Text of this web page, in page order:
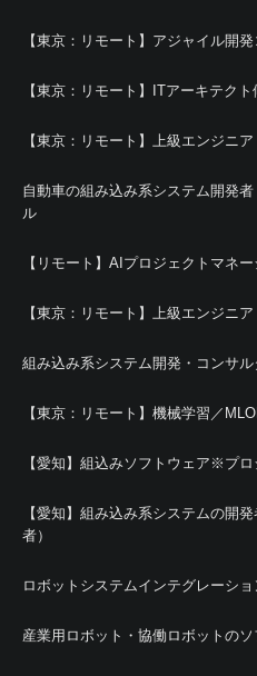
【東京：リモート】アジャイル開
【東京：リモート】ITアーキテクト
【東京：リモート】上級エンジニ
自動車の組み込み系システム開発
ル
【リモート】AIプロジェクトマネ
【東京：リモート】上級エンジニ
組み込み系システム開発・コンサル
【東京：リモート】機械学習／
【愛知】組込みソフトウェア※プ
【愛知】組み込み系システムの開
者）
ロボットシステムインテグレーシ
産業用ロボット・協働ロボットの